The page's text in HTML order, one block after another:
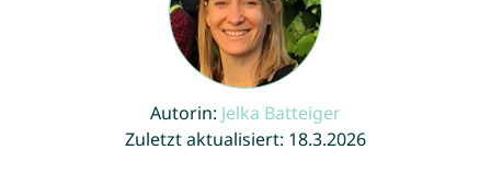
Autorin: Jelka Batteiger
Zuletzt aktualisiert: 18.3.2026